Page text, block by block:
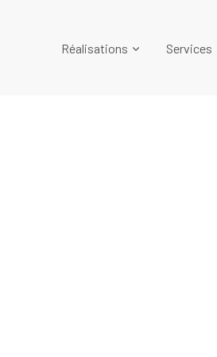
Réalisations Services